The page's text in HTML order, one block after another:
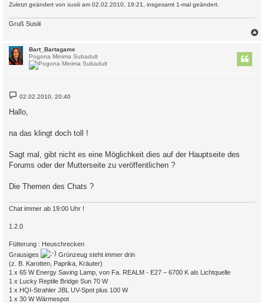
Zuletzt geändert von susiii am 02.02.2010, 19:21, insgesamt 1-mal geändert.
Gruß Susiii
Bart_Bartagame
Pogona Minima Subadult
B
e
i
t
g
02.02.2010, 20:40
Hallo,
na das klingt doch toll !
Sagt mal, gibt nicht es eine Möglichkeit dies auf der Hauptseite des
Forums oder der Mutterseite zu veröffentlichen ?
Die Themen des Chats ?
Chat immer ab 19:00 Uhr !
1.2.0
Fütterung : Heuschrecken
Grausiges
Grünzeug steht immer drin
(z. B. Karotten, Paprika, Kräuter)
1 x 65 W Energy Saving Lamp, von Fa. REALM - E27 – 6700 K als Lichtquelle
1 x Lucky Reptile Bridge Sun 70 W
1 x HQI-Strahler JBL UV-Spot plus 100 W
1 x 30 W Wärmespot